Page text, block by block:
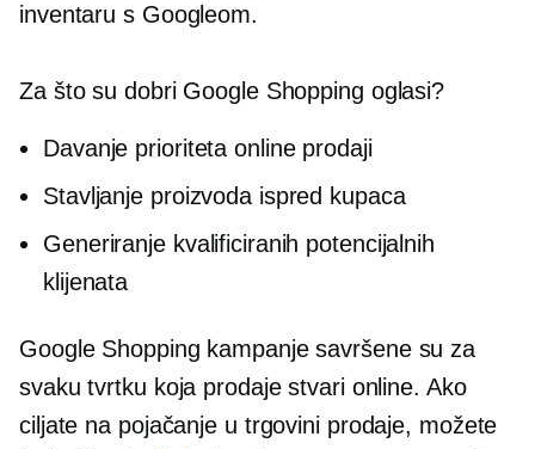
inventaru s Googleom.
Za što su dobri Google Shopping oglasi?
Davanje prioriteta online prodaji
Stavljanje proizvoda ispred kupaca
Generiranje kvalificiranih potencijalnih
klijenata
Google Shopping kampanje savršene su za
svaku tvrtku koja prodaje stvari online. Ako
ciljate na pojačanje u trgoviniprodaje, možete